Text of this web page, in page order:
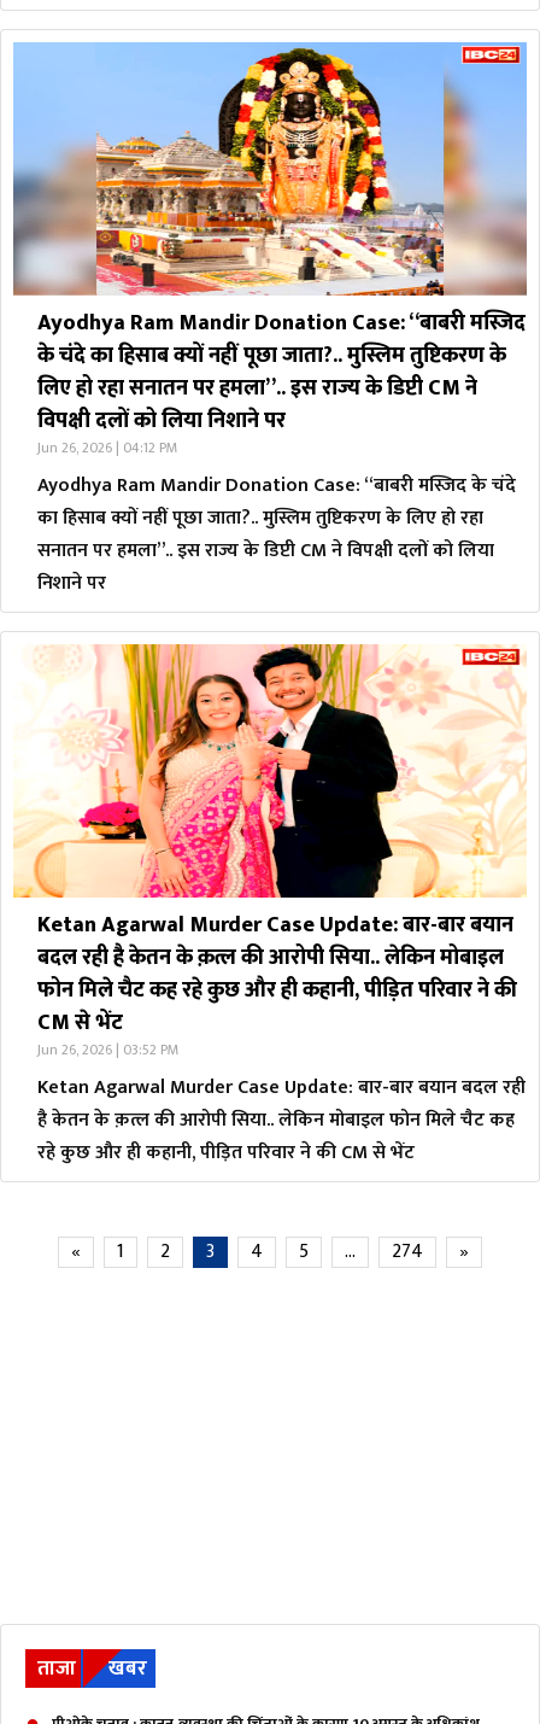
Ayodhya Ram Mandir Donation Case: “बाबरी मस्जिद
के चंदे का हिसाब क्यों नहीं पूछा जाता?.. मुस्लिम तुष्टिकरण के
लिए हो रहा सनातन पर हमला”.. इस राज्य के डिप्टी CM ने
विपक्षी दलों को लिया निशाने पर
Jun 26, 2026 | 04:12 PM
Ayodhya Ram Mandir Donation Case: “बाबरी मस्जिद के चंदे
का हिसाब क्यों नहीं पूछा जाता?.. मुस्लिम तुष्टिकरण के लिए हो रहा
सनातन पर हमला”.. इस राज्य के डिप्टी CM ने विपक्षी दलों को लिया
निशाने पर
Ketan Agarwal Murder Case Update: बार-बार बयान
बदल रही है केतन के क़त्ल की आरोपी सिया.. लेकिन मोबाइल
फोन मिले चैट कह रहे कुछ और ही कहानी, पीड़ित परिवार ने की
CM से भेंट
Jun 26, 2026 | 03:52 PM
Ketan Agarwal Murder Case Update: बार-बार बयान बदल रही
है केतन के क़त्ल की आरोपी सिया.. लेकिन मोबाइल फोन मिले चैट कह
रहे कुछ और ही कहानी, पीड़ित परिवार ने की CM से भेंट
« 1 2 3 4 5 … 274 »
ताजा खबर